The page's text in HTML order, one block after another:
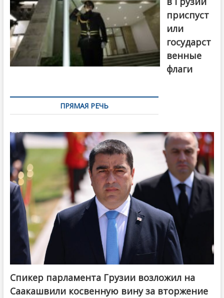
приспуст
или
государст
венные
флаги
ПРЯМАЯ РЕЧЬ
Спикер парламента Грузии возложил на
Саакашвили косвенную вину за вторжение